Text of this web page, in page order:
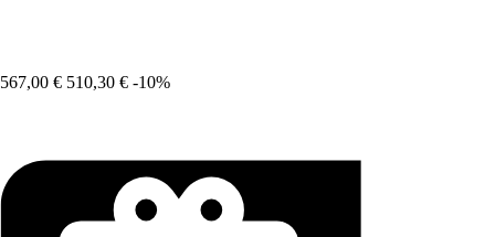
567,00 € 510,30 € -10%